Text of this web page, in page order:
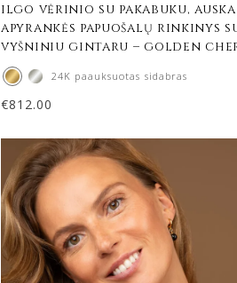
ilgo vėrinio su pakabuku,
apyrankės papuošalų rinkinys
vyšniniu gintaru – golden
24K paauksuotas sidabras
€812.00